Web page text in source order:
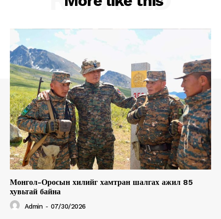
Монгол-Оросын хилийг хамтран шалгах ажил 85
хувьтай байна
Admin - 07/30/2026